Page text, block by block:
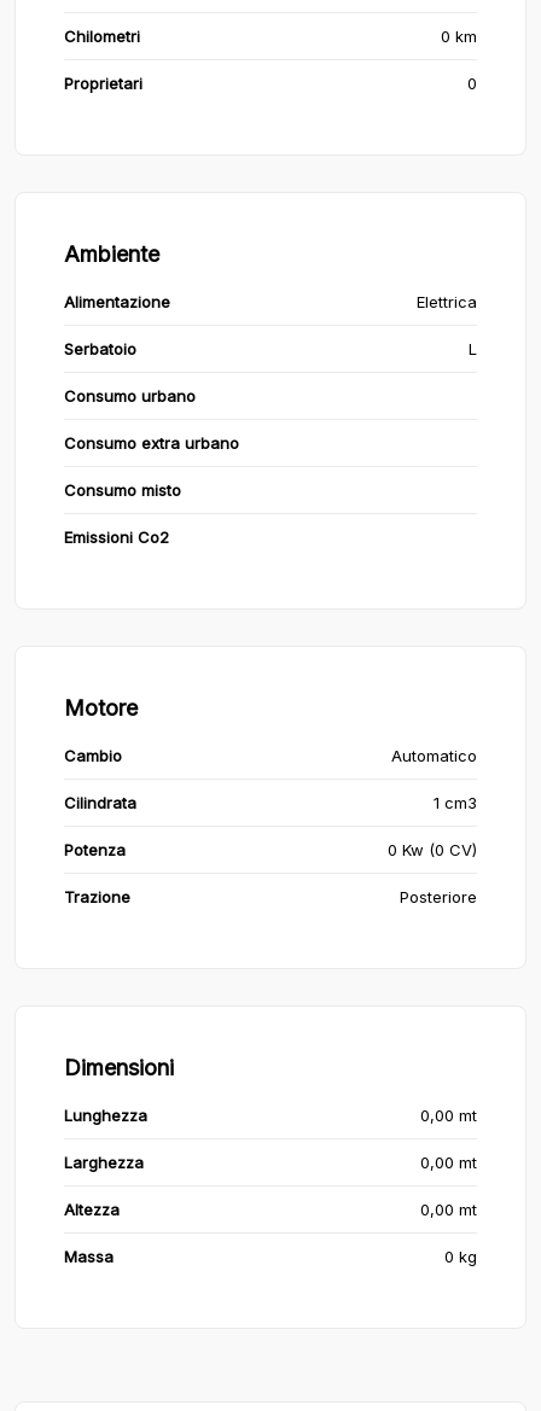
Chilometri 0 km
Proprietari 0
Ambiente
Alimentazione Elettrica
Serbatoio L
Consumo urbano
Consumo extra urbano
Consumo misto
Emissioni Co2
Motore
Cambio Automatico
Cilindrata 1 cm3
Potenza 0 Kw (0 CV)
Trazione Posteriore
Dimensioni
Lunghezza 0,00 mt
Larghezza 0,00 mt
Altezza 0,00 mt
Massa 0 kg